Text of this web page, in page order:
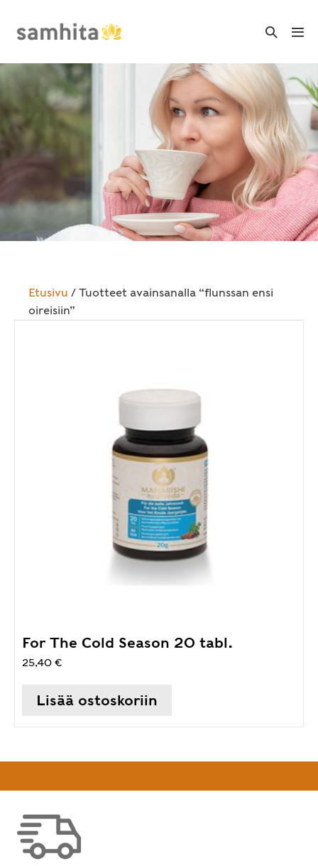
Search
Etusivu / Tuotteet avainsanalla “flunssan ensi
oireisiin”
For The Cold Season 20 tabl.
25,40 €
Lisää ostoskoriin